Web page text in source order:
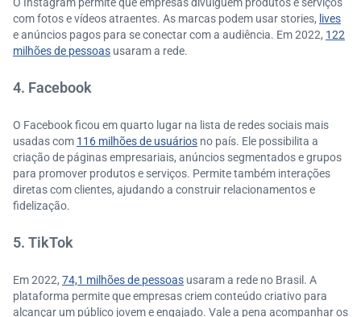
com fotos e vídeos atraentes. As marcas podem usar stories, lives
e anúncios pagos para se conectar com a audiência. Em 2022, 122
milhões de pessoas usaram a rede.
4. Facebook
O Facebook ficou em quarto lugar na lista de redes sociais mais
usadas com 116 milhões de usuários no país. Ele possibilita a
criação de páginas empresariais, anúncios segmentados e grupos
para promover produtos e serviços. Permite também interações
diretas com clientes, ajudando a construir relacionamentos e
fidelização.
5. TikTok
Em 2022, 74,1 milhões de pessoas usaram a rede no Brasil. A
plataforma permite que empresas criem conteúdo criativo para
alcançar um público jovem e engajado. Vale a pena acompanhar os